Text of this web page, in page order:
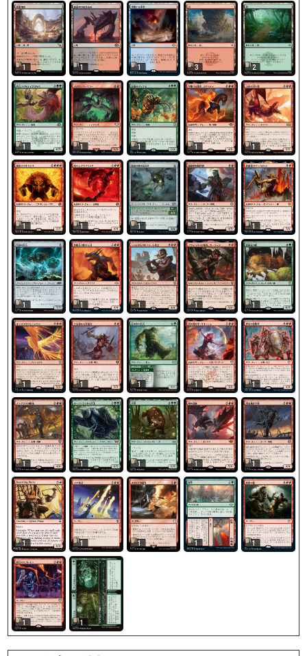
1 1 1 3 2
1 1 1 1 1
1 1 1 1 1
1 1 1 1 1
1 1 1 1 1
1 1 1 1 1
1 1 1 1 1
1 1